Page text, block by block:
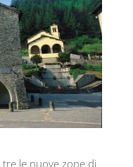
le nuove zone di